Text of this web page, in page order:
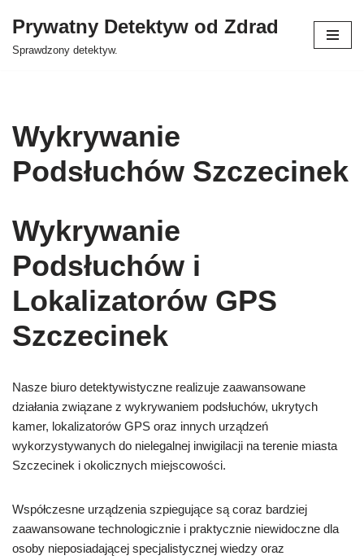
Przejdź
Prywatny Detektyw od Zdrad
Sprawdzony detektyw.
Wykrywanie
Podsłuchów Szczecinek
Wykrywanie
Podsłuchów i
Lokalizatorów GPS
Szczecinek
Nasze biuro detektywistyczne realizuje zaawansowane
działania związane z wykrywaniem podsłuchów, ukrytych
kamer, lokalizatorów GPS oraz innych urządzeń
wykorzystywanych do nielegalnej inwigilacji na terenie miasta
Szczecinek i okolicznych miejscowości.
Współczesne urządzenia szpiegujące są coraz bardziej
zaawansowane technologicznie i praktycznie niewidoczne dla
osoby nieposiadającej specjalistycznej wiedzy oraz